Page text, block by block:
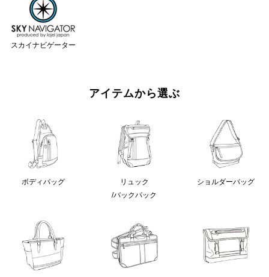
スカイナビゲーター
アイテムから選ぶ
ボディバッグ
リュック
/バックパック
ショルダーバッグ